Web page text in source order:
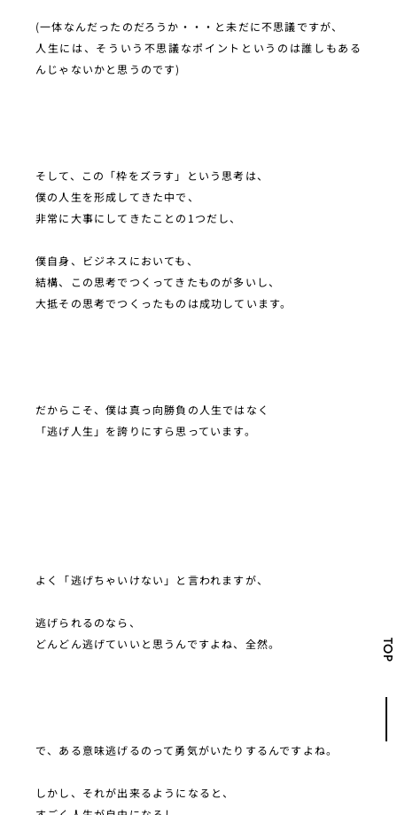
(一体なんだったのだろうか・・・と未だに不思議ですが、
人生には、そういう不思議なポイントというのは誰しもある
んじゃないかと思うのです)
そして、この「枠をズラす」という思考は、
僕の人生を形成してきた中で、
非常に大事にしてきたことの1つだし、
僕自身、ビジネスにおいても、
結構、この思考でつくってきたものが多いし、
大抵その思考でつくったものは成功しています。
だからこそ、僕は真っ向勝負の人生ではなく
「逃げ人生」を誇りにすら思っています。
よく「逃げちゃいけない」と言われますが、
逃げられるのなら、
どんどん逃げていいと思うんですよね、全然。
で、ある意味逃げるのって勇気がいたりするんですよね。
しかし、それが出来るようになると、
TOP